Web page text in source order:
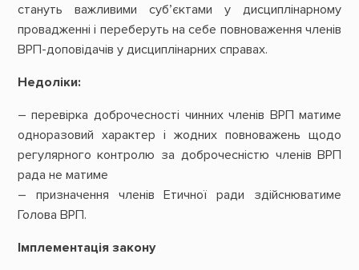
стануть важливими суб’єктами у дисциплінарному
провадженні і переберуть на себе повноваження членів
ВРП-доповідачів у дисциплінарних справах.
Недоліки:
– перевірка доброчесності чинних членів ВРП матиме
одноразовий характер і жодних повноважень щодо
регулярного контролю за доброчесністю членів ВРП
рада не матиме
– призначення членів Етичної ради здійснюватиме
Голова ВРП.
Імплементація закону